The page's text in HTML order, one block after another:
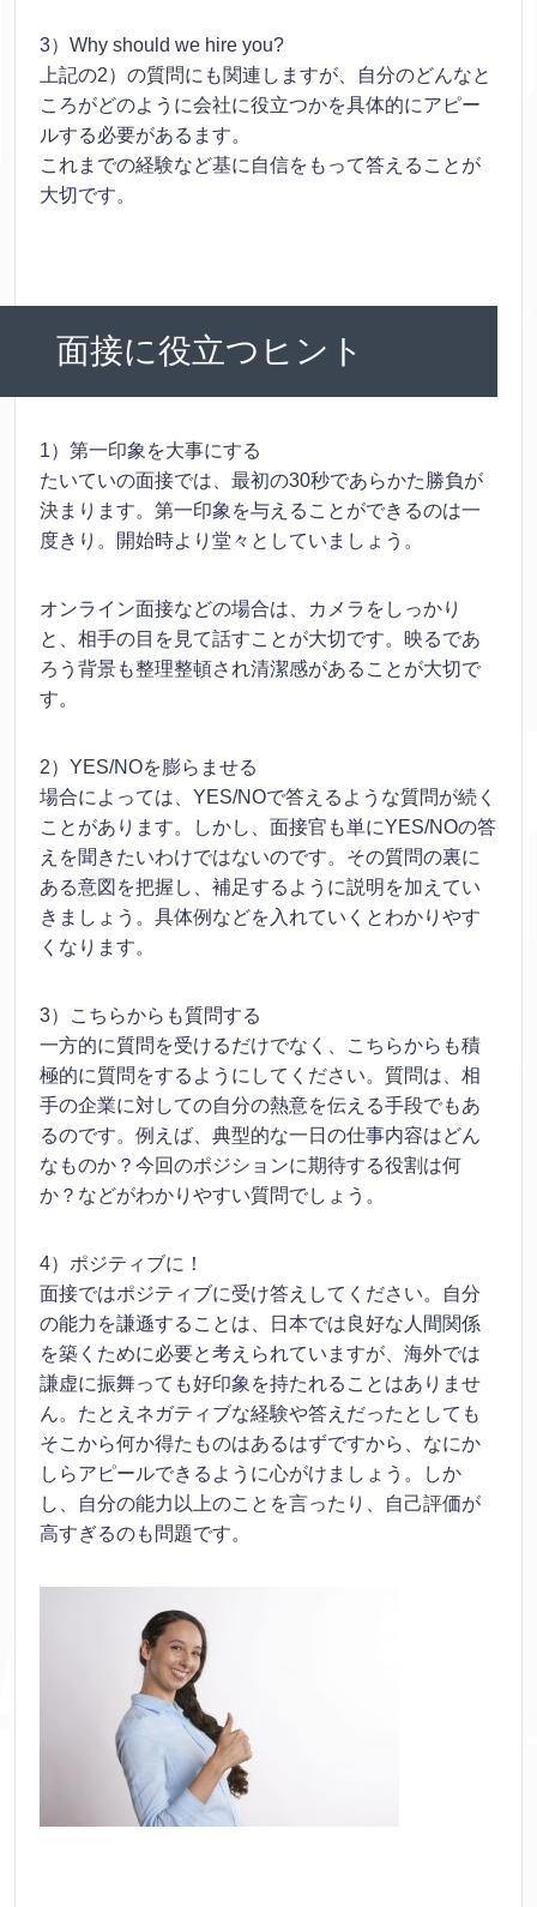
3）Why should we hire you?
上記の2）の質問にも関連しますが、自分のどんなと
ころがどのように会社に役立つかを具体的にアピー
ルする必要があるます。
これまでの経験など基に自信をもって答えることが
大切です。
面接に役立つヒント
1）第一印象を大事にする
たいていの面接では、最初の30秒であらかた勝負が
決まります。第一印象を与えることができるのは一
度きり。開始時より堂々としていましょう。
オンライン面接などの場合は、カメラをしっかり
と、相手の目を見て話すことが大切です。映るであ
ろう背景も整理整頓され清潔感があることが大切で
す。
2）YES/NOを膨らませる
場合によっては、YES/NOで答えるような質問が続く
ことがあります。しかし、面接官も単にYES/NOの答
えを聞きたいわけではないのです。その質問の裏に
ある意図を把握し、補足するように説明を加えてい
きましょう。具体例などを入れていくとわかりやす
くなります。
3）こちらからも質問する
一方的に質問を受けるだけでなく、こちらからも積
極的に質問をするようにしてください。質問は、相
手の企業に対しての自分の熱意を伝える手段でもあ
るのです。例えば、典型的な一日の仕事内容はどん
なものか？今回のポジションに期待する役割は何
か？などがわかりやすい質問でしょう。
4）ポジティブに！
面接ではポジティブに受け答えしてください。自分
の能力を謙遜することは、日本では良好な人間関係
を築くために必要と考えられていますが、海外では
謙虚に振舞っても好印象を持たれることはありませ
ん。たとえネガティブな経験や答えだったとしても
そこから何か得たものはあるはずですから、なにか
しらアピールできるように心がけましょう。しか
し、自分の能力以上のことを言ったり、自己評価が
高すぎるのも問題です。